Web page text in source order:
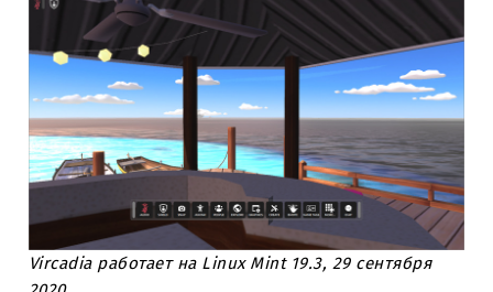
Vircadia работает на Linux Mint 19.3, 29 сентября